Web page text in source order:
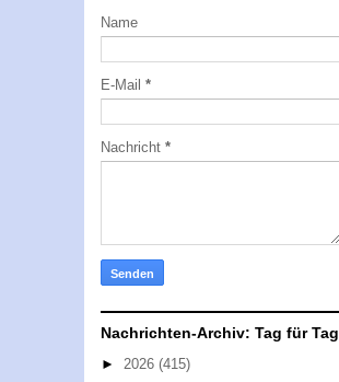
Name
E-Mail *
Nachricht *
Nachrichten-Archiv: Tag für Tag
► 2026 (415)